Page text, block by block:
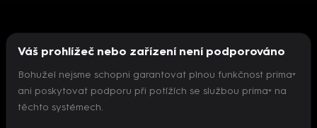
Nepodařilo se inicializovat přehrávač
Váš prohlížeč nebo zařízení není podporováno
Bohužel nejsme schopni garantovat plnou funkčnost prima+
ani poskytovat podporu při potížích se službou prima+ na
těchto systémech.